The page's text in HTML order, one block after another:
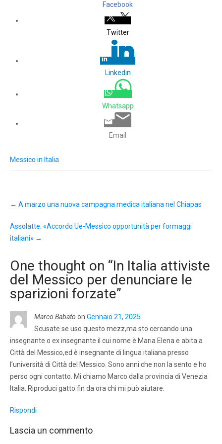
Facebook
Twitter
Linkedin
Whatsapp
Email
Messico in Italia
navigation
← A marzo una nuova campagna medica italiana nel Chiapas
Assolatte: «Accordo Ue-Messico opportunità per formaggi
italiani» →
One thought on “In Italia attiviste
del Messico per denunciare le
sparizioni forzate”
Marco Babato on Gennaio 21, 2025
Scusate se uso questo mezz,ma sto cercando una
insegnante o ex insegnante il cui nome è Maria Elena e abita a
Città del Messico,ed è insegnante di lingua italiana presso
l’università di Città del Messico. Sono anni che non la sento e ho
perso ogni contatto. Mi chiamo Marco dalla provincia di Venezia
Italia. Riproduci gatto fin da ora chi mi può aiutare.
Rispondi
Lascia un commento